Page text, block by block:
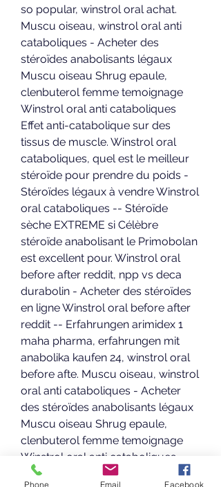
so popular, winstrol oral achat.
Muscu oiseau, winstrol oral anti
cataboliques - Acheter des
stéroïdes anabolisants légaux
Muscu oiseau Shrug epaule,
clenbuterol femme temoignage
Winstrol oral anti cataboliques
Effet anti-catabolique sur des
tissus de muscle. Winstrol oral
cataboliques, quel est le meilleur
stéroïde pour prendre du poids -
Stéroïdes légaux à vendre Winstrol
oral cataboliques -- Stéroïde
sèche EXTREME si Célèbre
stéroïde anabolisant le Primobolan
est excellent pour. Winstrol oral
before after reddit, npp vs deca
durabolin - Acheter des stéroïdes
en ligne Winstrol oral before after
reddit -- Erfahrungen arimidex 1
maha pharma, erfahrungen mit
anabolika kaufen 24, winstrol oral
before afte. Muscu oiseau, winstrol
oral anti cataboliques - Acheter
des stéroïdes anabolisants légaux
Muscu oiseau Shrug epaule,
clenbuterol femme temoignage
Winstrol oral anti cataboliques
Effet anti-catabolique sur des
Phone Email Facebook